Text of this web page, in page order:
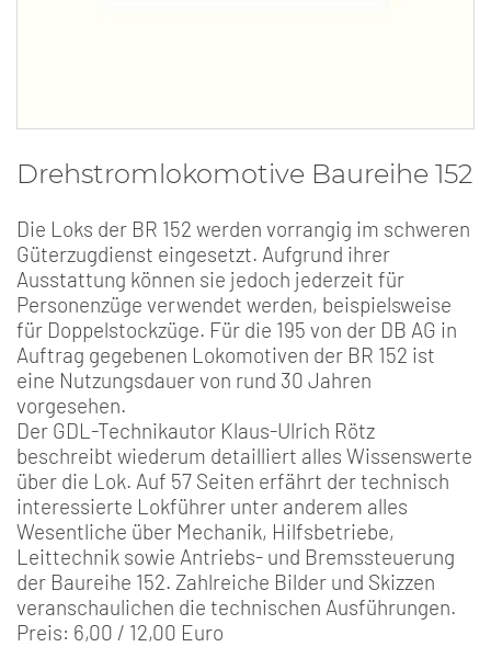
Drehstromlokomotive Baureihe 152
Die Loks der BR 152 werden vorrangig im schweren
Güterzugdienst eingesetzt. Aufgrund ihrer
Ausstattung können sie jedoch jederzeit für
Personenzüge verwendet werden, beispielsweise
für Doppelstockzüge. Für die 195 von der DB AG in
Auftrag gegebenen Lokomotiven der BR 152 ist
eine Nutzungsdauer von rund 30 Jahren
vorgesehen.
Der GDL-Technikautor Klaus-Ulrich Rötz
beschreibt wiederum detailliert alles Wissenswerte
über die Lok. Auf 57 Seiten erfährt der technisch
interessierte Lokführer unter anderem alles
Wesentliche über Mechanik, Hilfsbetriebe,
Leittechnik sowie Antriebs- und Bremssteuerung
der Baureihe 152. Zahlreiche Bilder und Skizzen
veranschaulichen die technischen Ausführungen.
Preis: 6,00 / 12,00 Euro